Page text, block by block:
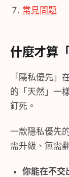
常見問題
什麼才算
「隱私優先」
的「天然」一
釘死。
一款隱私優先
需升級、無需
你能在不交